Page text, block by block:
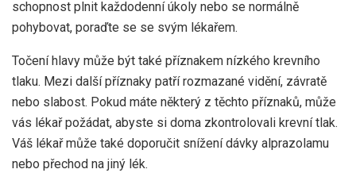
schopnost plnit každodenní úkoly nebo se normálně
pohybovat, poraďte se se svým lékařem.
Točení hlavy může být také příznakem nízkého krevního
tlaku. Mezi další příznaky patří rozmazané vidění, závratě
nebo slabost. Pokud máte některý z těchto příznaků, může
vás lékař požádat, abyste si doma zkontrolovali krevní tlak.
Váš lékař může také doporučit snížení dávky alprazolamu
nebo přechod na jiný lék.